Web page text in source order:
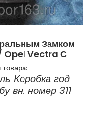
Замком
Opel Vectra С
товара:
Коробка год
вн. номер 311